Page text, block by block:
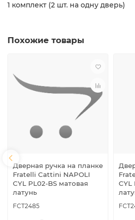
1 комплект (2 шт. на одну дверь)
Похожие товары
Дверная ручка на планке
Fratelli Cattini NAPOLI
CYL PL02-BS матовая
латунь
FCT2485
CYL